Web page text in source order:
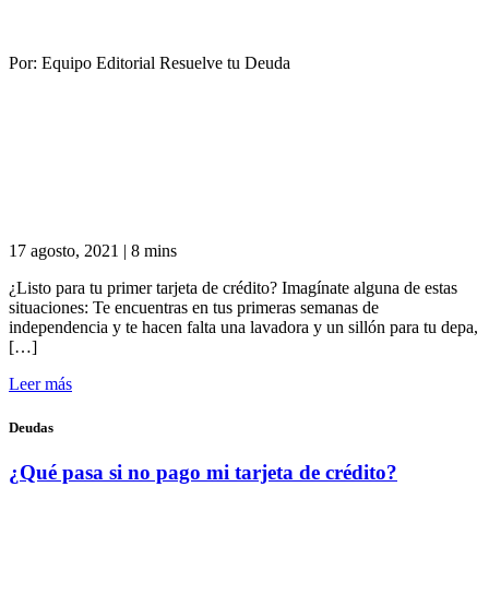
Por: Equipo Editorial Resuelve tu Deuda
17 agosto, 2021 | 8 mins
¿Listo para tu primer tarjeta de crédito? Imagínate alguna de estas
situaciones: Te encuentras en tus primeras semanas de
independencia y te hacen falta una lavadora y un sillón para tu depa,
[…]
Leer más
Deudas
¿Qué pasa si no pago mi tarjeta de crédito?